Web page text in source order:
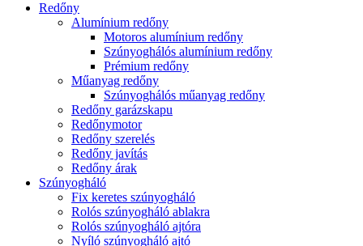
Redőny
Alumínium redőny
Motoros alumínium redőny
Szúnyoghálós alumínium redőny
Prémium redőny
Műanyag redőny
Szúnyoghálós műanyag redőny
Redőny garázskapu
Redőnymotor
Redőny szerelés
Redőny javítás
Redőny árak
Szúnyogháló
Fix keretes szúnyogháló
Rolós szúnyogháló ablakra
Rolós szúnyogháló ajtóra
Nyíló szúnyogháló ajtó